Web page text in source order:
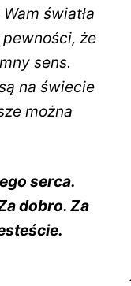
światła
że
sens.
na świecie
można
serca.
dobro. Za